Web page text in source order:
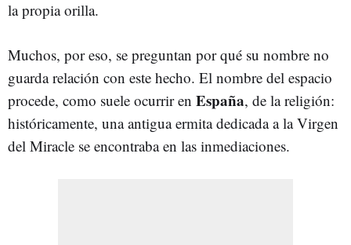
la propia orilla.
Muchos, por eso, se preguntan por qué su nombre no
guarda relación con este hecho. El nombre del espacio
procede, como suele ocurrir en España, de la religión:
históricamente, una antigua ermita dedicada a la Virgen
del Miracle se encontraba en las inmediaciones.